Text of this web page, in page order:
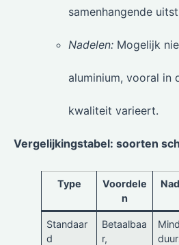
samenhangende
Nadelen: Mogelijk
aluminium, vooral in
kwaliteit varieert.
Vergelijkingstabel: soorten
Type
Voordele
n
Standaar
d
Betaalbaa
r,